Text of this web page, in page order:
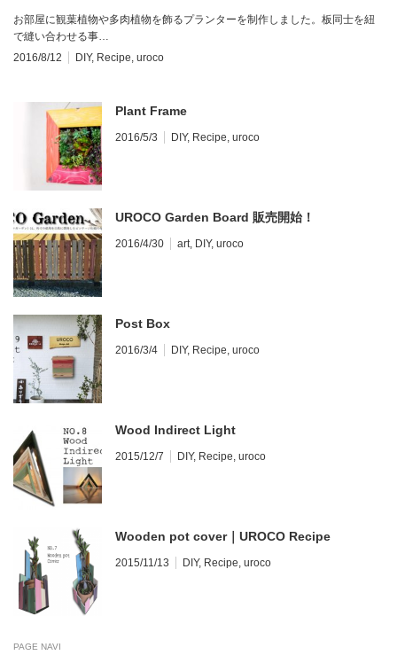
お部屋に観葉植物や多肉植物を飾るプランターを制作しました。板同士を紐
で縫い合わせる事…
2016/8/12
DIY, Recipe, uroco
Plant Frame
2016/5/3 DIY, Recipe, uroco
UROCO Garden Board 販売開始！
2016/4/30 art, DIY, uroco
Post Box
2016/3/4 DIY, Recipe, uroco
Wood Indirect Light
2015/12/7 DIY, Recipe, uroco
Wooden pot cover｜UROCO Recipe
2015/11/13 DIY, Recipe, uroco
PAGE NAVI